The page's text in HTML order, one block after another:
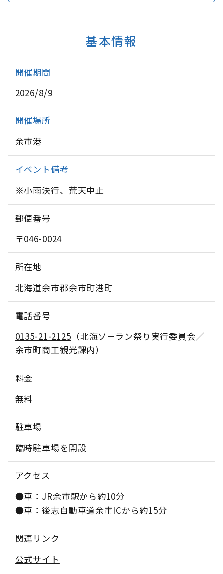
基本情報
開催期間
2026/8/9
開催場所
余市港
イベント備考
※小雨決行、荒天中止
郵便番号
〒046-0024
所在地
北海道余市郡余市町港町
電話番号
0135-21-2125 （北海ソーラン祭り実行委員会／
余市町商工観光課内）
料金
無料
駐車場
臨時駐車場を開設
アクセス
●車：JR余市駅から約10分
●車：後志自動車道余市ICから約15分
関連リンク
公式サイト